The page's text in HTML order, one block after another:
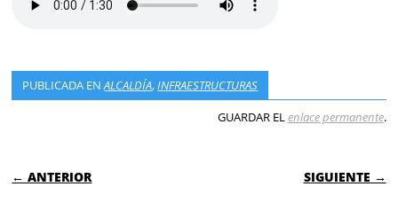
PUBLICADA ENALCALDÍA,INFRAESTRUCTURAS
GUARDAR ELenlace permanente.
NAVEGACIÓN DE ENTRADAS
← ANTERIOR SIGUIENTE →